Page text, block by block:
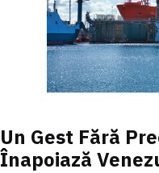
Un Gest Fără
Înapoiază